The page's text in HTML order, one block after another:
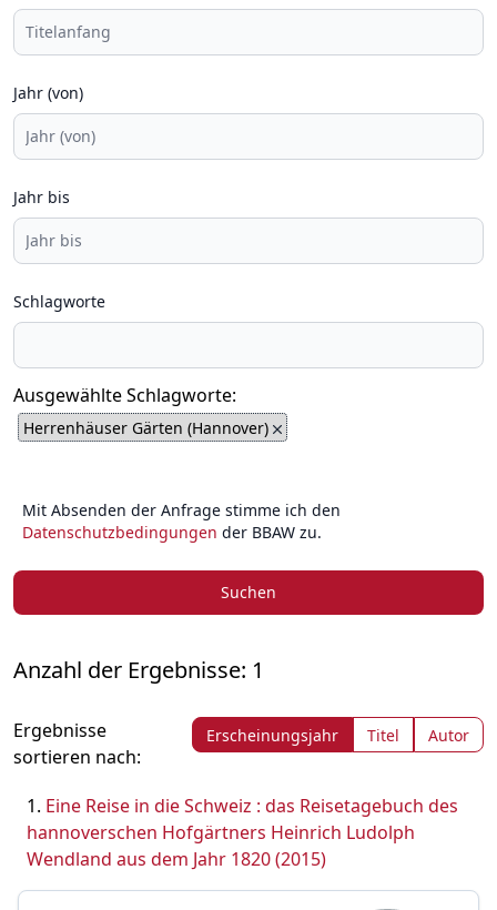
Jahr (von)
Jahr bis
Schlagworte
Ausgewählte Schlagworte:
Herrenhäuser Gärten (Hannover)
Mit Absenden der Anfrage stimme ich den
Datenschutzbedingungen der BBAW zu.
Suchen
Anzahl der Ergebnisse: 1
Ergebnisse
sortieren nach:
Erscheinungsjahr Titel Autor
Eine Reise in die Schweiz : das Reisetagebuch des
hannoverschen Hofgärtners Heinrich Ludolph
Wendland aus dem Jahr 1820 (2015)